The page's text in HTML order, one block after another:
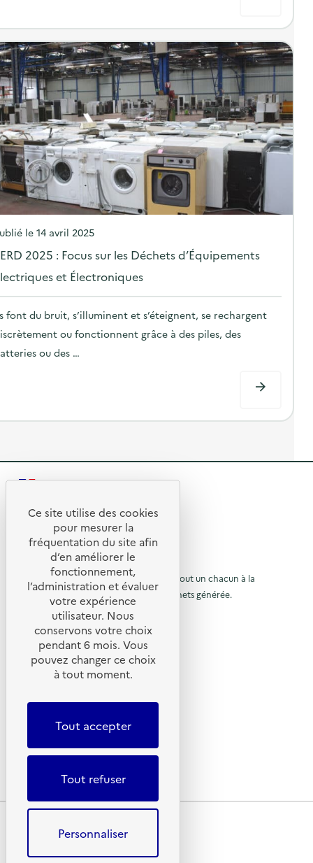
2025 : Focus sur les Déchets d’Équipements
et Électroniques
leP
o
14 avril 2025
font du bruit, s’illuminent et s’éteignent, se rechargent
ou fonctionnent grâce à des piles, des
ou des …
R
e
t
o
u
r
à
l
a
g
e
a
c
© 2026 SERD
L’objectif de la SERD est de sensibiliser tout un chacun à la
nécessité de réduire la quantité de déchets générée.
SUIVEZ-NOUS
X (anciennement Twitter)
Linkedin
Instagram
LIENS UTILES
Qu’est-ce que la SERD ?
Actualités
Nous contacter
Lettres d’information ADEME
Plan du site
Mentions légales
Données personnelles
Ce site utilise des cookies
pour mesurer la
fréquentation du site afin
d’en améliorer le
fonctionnement,
l’administration et évaluer
votre expérience
utilisateur. Nous
conservons votre choix
pendant 6 mois. Vous
pouvez changer ce choix
à tout moment.
Tout accepter
Tout refuser
Personnaliser